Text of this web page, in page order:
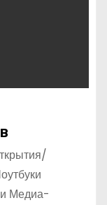
Медиа-